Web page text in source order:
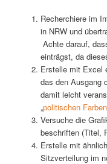
Recherchiere im
in NRW und
Achte darauf,
einträgst, da
Erstelle mit Excel
das den Ausgang
damit leicht
„politischen Farben
Versuche die
beschriften (Titel,
Erstelle mit
Sitzverteilung im